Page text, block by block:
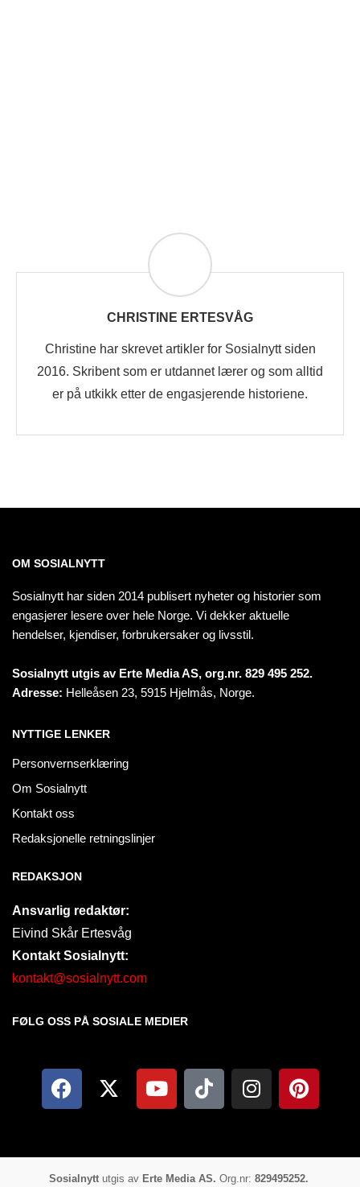
CHRISTINE ERTESVÅG
Christine har skrevet artikler for Sosialnytt siden
2016. Skribent som er utdannet lærer og som alltid
er på utkikk etter de engasjerende historiene.
OM SOSIALNYTT
Sosialnytt har siden 2014 publisert nyheter og historier som
engasjerer lesere over hele Norge. Vi dekker aktuelle
hendelser, kjendiser, forbrukersaker og livsstil.
Sosialnytt utgis av Erte Media AS, org.nr. 829 495 252.
Adresse: Helleåsen 23, 5915 Hjelmås, Norge.
NYTTIGE LENKER
Personvernserklæring
Om Sosialnytt
Kontakt oss
Redaksjonelle retningslinjer
REDAKSJON
Ansvarlig redaktør:
Eivind Skår Ertesvåg
Kontakt Sosialnytt:
kontakt@sosialnytt.com
FØLG OSS PÅ SOSIALE MEDIER​
Sosialnyttutgis av Erte Media AS. Org.nr: 829495252.